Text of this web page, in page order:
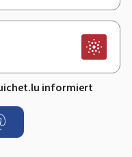
informiert